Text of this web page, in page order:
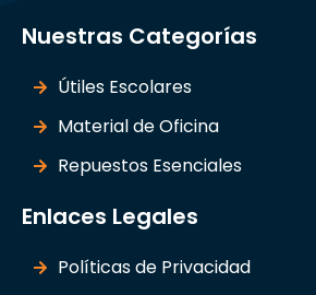
Nuestras Categorías
Útiles Escolares
Material de Oficina
Repuestos Esenciales
Enlaces Legales
Políticas de Privacidad